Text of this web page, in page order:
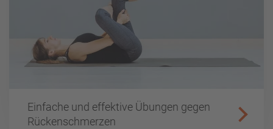
Einfache und effektive Übungen gegen
Rückenschmerzen